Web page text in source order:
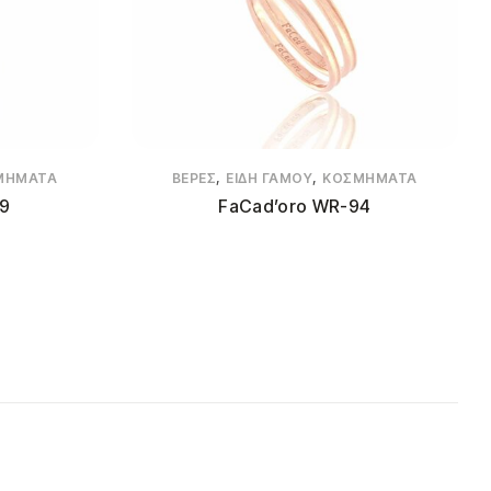
ΒΈΡΕΣ, ΕΊΔΗ ΓΆΜΟΥ, ΚΟΣΜΉΜΑΤΑ
FaCad’oro WR-94